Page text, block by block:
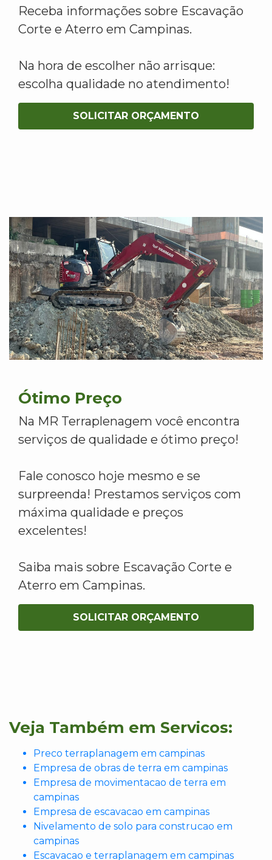
Receba informações sobre Escavação
Corte e Aterro em Campinas.
Na hora de escolher não arrisque:
escolha qualidade no atendimento!
SOLICITAR ORÇAMENTO
Ótimo Preço
Na MR Terraplenagem você encontra
serviços de qualidade e ótimo preço!
Fale conosco hoje mesmo e se
surpreenda! Prestamos serviços com
máxima qualidade e preços
excelentes!
Saiba mais sobre Escavação Corte e
Aterro em Campinas.
SOLICITAR ORÇAMENTO
Veja Também em Servicos:
Preco terraplanagem em campinas
Empresa de obras de terra em campinas
Empresa de movimentacao de terra em
campinas
Empresa de escavacao em campinas
Nivelamento de solo para construcao em
campinas
Escavacao e terraplanagem em campinas